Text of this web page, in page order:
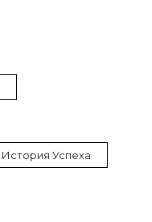
История Успеха